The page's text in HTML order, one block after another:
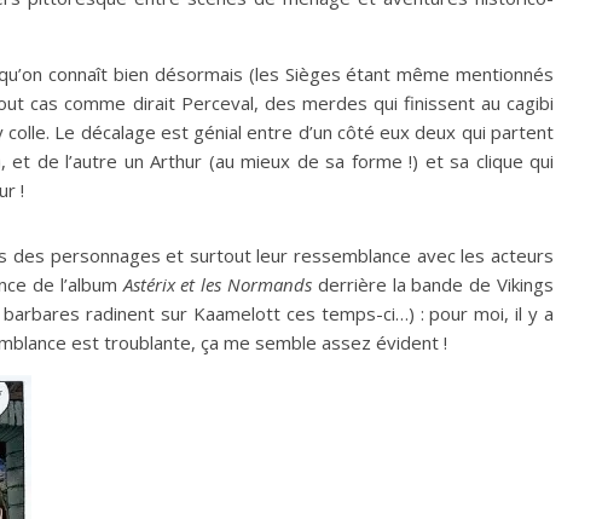
connaît bien désormais (les Sièges étant même mentionnés
cas comme dirait Perceval, des merdes qui finissent au cagibi
Le décalage est génial entre d’un côté eux deux qui partent
de l’autre un Arthur (au mieux de sa forme !) et sa clique qui
!
personnages et surtout leur ressemblance avec les acteurs
de l’albumAstérix et les Normands derrière la bande de Vikings
radinent sur Kaamelott ces temps-ci…) : pour moi, il y a
est troublante, ça me semble assez évident !